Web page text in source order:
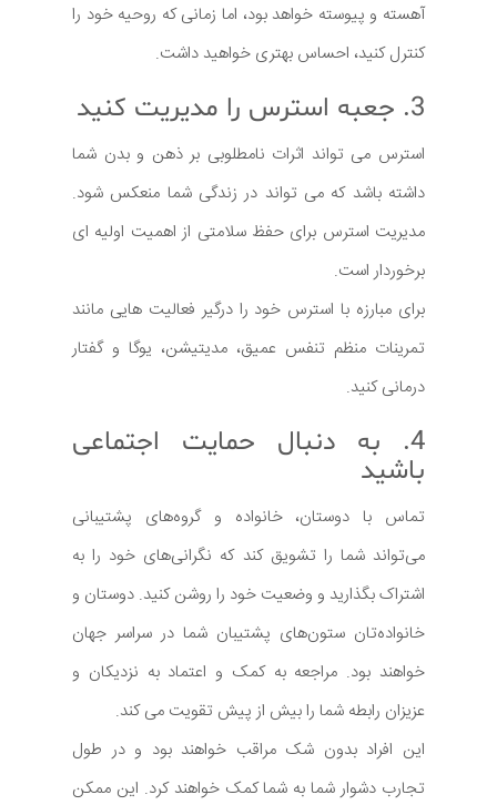
آهسته و پیوسته خواهد بود، اما زمانی که روحیه خود را
کنترل کنید، احساس بهتری خواهید داشت.
3. جعبه استرس را مدیریت کنید
استرس می تواند اثرات نامطلوبی بر ذهن و بدن شما
داشته باشد که می تواند در زندگی شما منعکس شود.
مدیریت استرس برای حفظ سلامتی از اهمیت اولیه ای
برخوردار است.
برای مبارزه با استرس خود را درگیر فعالیت هایی مانند
تمرینات منظم تنفس عمیق، مدیتیشن، یوگا و گفتار
درمانی کنید.
4. به دنبال حمایت اجتماعی
باشید
تماس با دوستان، خانواده و گروه‌های پشتیبانی
می‌تواند شما را تشویق کند که نگرانی‌های خود را به
اشتراک بگذارید و وضعیت خود را روشن کنید. دوستان و
خانواده‌تان ستون‌های پشتیبان شما در سراسر جهان
خواهند بود. مراجعه به کمک و اعتماد به نزدیکان و
عزیزان رابطه شما را بیش از پیش تقویت می کند.
این افراد بدون شک مراقب خواهند بود و در طول
تجارب دشوار شما به شما کمک خواهند کرد. این ممکن